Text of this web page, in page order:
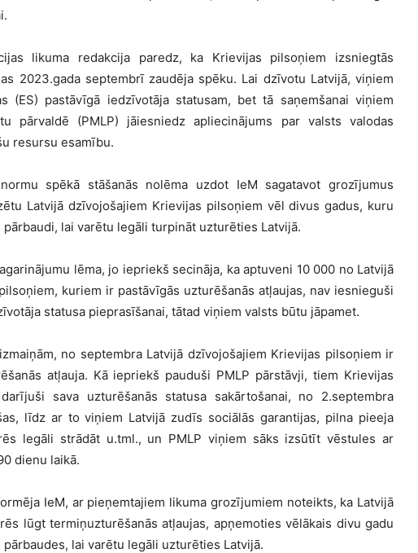
likuma redakcija paredz, ka Krievijas pilsoņiem izsniegtās
2023.gada septembrī zaudēja spēku. Lai dzīvotu Latvijā, viņiem
(ES) pastāvīgā iedzīvotāja statusam, bet tā saņemšanai viņiem
pārvaldē (PMLP) jāiesniedz apliecinājums par valsts valodas
resursu esamību.
spēkā stāšanās nolēma uzdot IeM sagatavot grozījumus
Latvijā dzīvojošajiem Krievijas pilsoņiem vēl divus gadus, kuru
lai varētu legāli turpināt uzturēties Latvijā.
lēma, jo iepriekš secināja, ka aptuveni 10 000 no Latvijā
kuriem ir pastāvīgās uzturēšanās atļaujas, nav iesnieguši
statusa pieprasīšanai, tātad viņiem valsts būtu jāpamet.
no septembra Latvijā dzīvojošajiem Krievijas pilsoņiem ir
atļauja. Kā iepriekš pauduši PMLP pārstāvji, tiem Krievijas
sava uzturēšanās statusa sakārtošanai, no 2.septembra
līdz ar to viņiem Latvijā zudīs sociālās garantijas, pilna pieeja
legāli strādāt u.tml., un PMLP viņiem sāks izsūtīt vēstules ar
dienu laikā.
IeM, ar pieņemtajiem likuma grozījumiem noteikts, ka Latvijā
lūgt termiņuzturēšanās atļaujas, apņemoties vēlākais divu gadu
lai varētu legāli uzturēties Latvijā.